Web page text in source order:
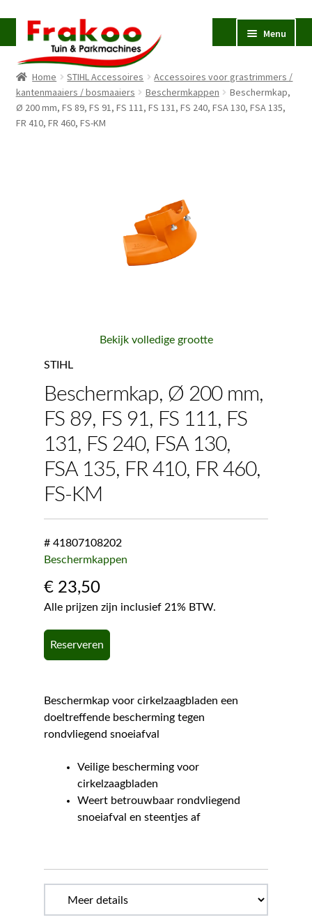
Ga
door
naar
navigatie
Ga
naar
de
inhoud
Menu
Homepage
Verkoop en Reparatie
Home STIHL Accessoires
Accessoires voor grastrimmers /
kantenmaaiers / bosmaaiers
Beschermkappen
Beschermkap,
Ø 200 mm, FS 89, FS 91, FS 111, FS 131, FS 240, FSA 130, FSA 135,
FR 410, FR 460, FS-KM
Bekijk volledige grootte
STIHL
Beschermkap, Ø 200 mm,
FS 89, FS 91, FS 111, FS
131, FS 240, FSA 130,
FSA 135, FR 410, FR 460,
FS-KM
# 41807108202
Beschermkappen
€23,50
Alle prijzen zijn inclusief 21% BTW.
Reserveren
Beschermkap voor cirkelzaagbladen een
doeltreffende bescherming tegen
rondvliegend snoeiafval
Veilige bescherming voor
cirkelzaagbladen
Weert betrouwbaar rondvliegend
snoeiafval en steentjes af